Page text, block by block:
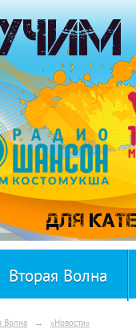
Вторая Волна
Волна → «Новости»